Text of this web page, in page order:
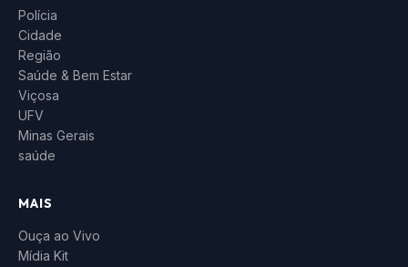
Polícia
Cidade
Região
Saúde & Bem Estar
Viçosa
UFV
Minas Gerais
saúde
MAIS
Ouça ao Vivo
Mídia Kit